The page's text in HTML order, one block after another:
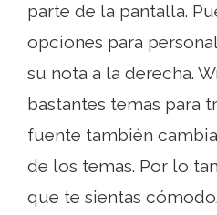
parte de la pantalla.
opciones para
su nota a la derecha.
bastantes temas para
fuente también
de los temas. Por lo
que te sientas